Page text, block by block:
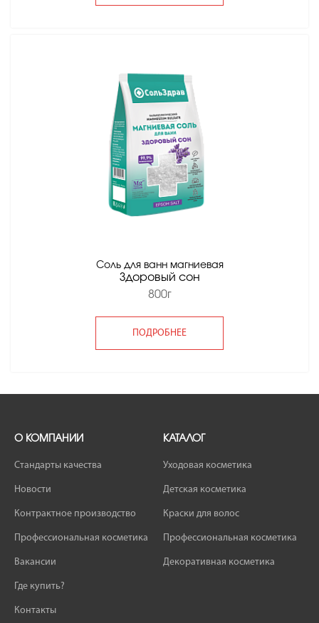
Соль для ванн магниевая
Здоровый сон
800г
ПОДРОБНЕЕ
О КОМПАНИИ
Стандарты качества
Новости
Контрактное производство
Профессиональная косметика
Вакансии
Где купить?
Контакты
КАТАЛОГ
Уходовая косметика
Детская косметика
Краски для волос
Профессиональная косметика
Декоративная косметика